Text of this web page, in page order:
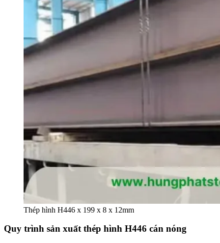
Thép hình H446 x 199 x 8 x 12mm
Quy trình sản xuất thép hình H446 cán nóng